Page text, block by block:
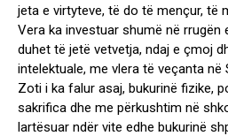
jeta e virtyteve, të do të mençur, të
Vera ka investuar shumë në rrugën
duhet të jetë vetvetja, ndaj e çmoj
intelektuale, me vlera të veçanta në
Zoti i ka falur asaj, bukurinë fizike,
sakrifica dhe me përkushtim në
lartësuar ndër vite edhe bukurinë